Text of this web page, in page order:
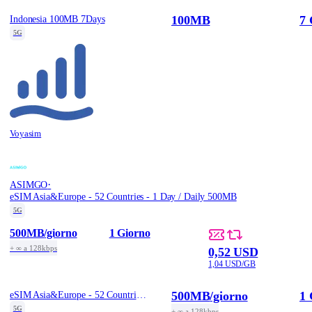
Indonesia 100MB 7Days
5G
Voyasim
100MB 7
ASIMGO·
eSIM Asia&Europe - 52 Countries - 1 Day / Daily 500MB
5G
500MB/giorno
+ ∞ a 128kbps
1 Giorno
0,52 USD
1,04 USD/GB
5G
500MB/giorno 1